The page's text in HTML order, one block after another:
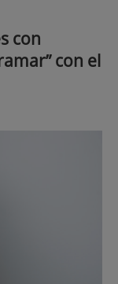
con
con el